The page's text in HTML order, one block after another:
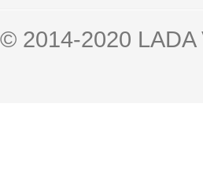
© 2014-2020